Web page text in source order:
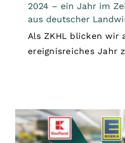
2024 – ein Jahr im
aus deutscher
Als ZKHL blicken wir
ereignisreiches Jahr